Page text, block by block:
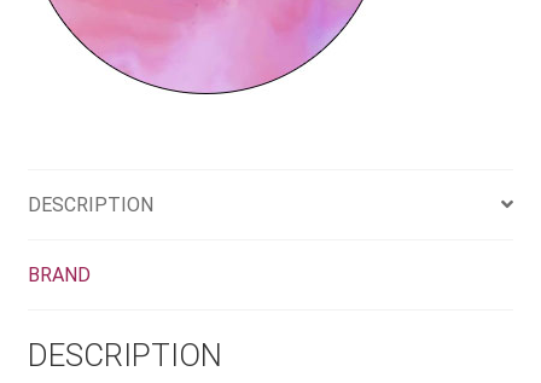
DESCRIPTION
BRAND
DESCRIPTION